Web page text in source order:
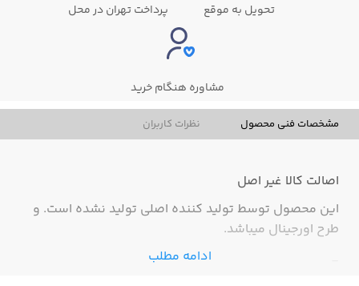
تحویل به موقع پرداخت تهران در محل
مشاوره هنگام خرید
مشخصات فنی محصول نظرات کاربران
اصالت کالا غیر اصل
این محصول توسط تولید کننده اصلی تولید نشده است. و
طرح اورجینال میباشد.
ادامه مطلب